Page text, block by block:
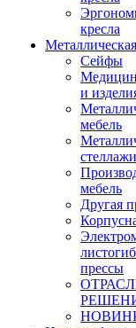
кресла
Сейфы
и
мебель
стеллажи
мебель
Другая
прессы